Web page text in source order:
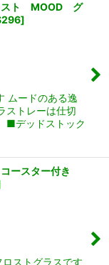
スト MOOD グ
]
ムードのある逸
ストレーは仕切
■デッドストック
ースター付き
ストグラスです